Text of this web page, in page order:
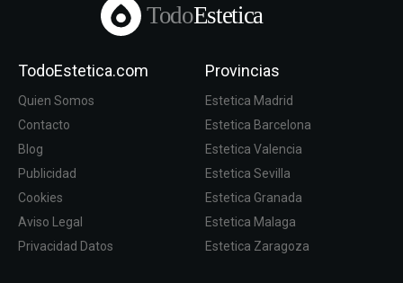
TodoEstetica
TodoEstetica.com
Quien Somos
Contacto
Blog
Publicidad
Cookies
Aviso Legal
Privacidad Datos
Provincias
Estetica Madrid
Estetica Barcelona
Estetica Valencia
Estetica Sevilla
Estetica Granada
Estetica Malaga
Estetica Zaragoza